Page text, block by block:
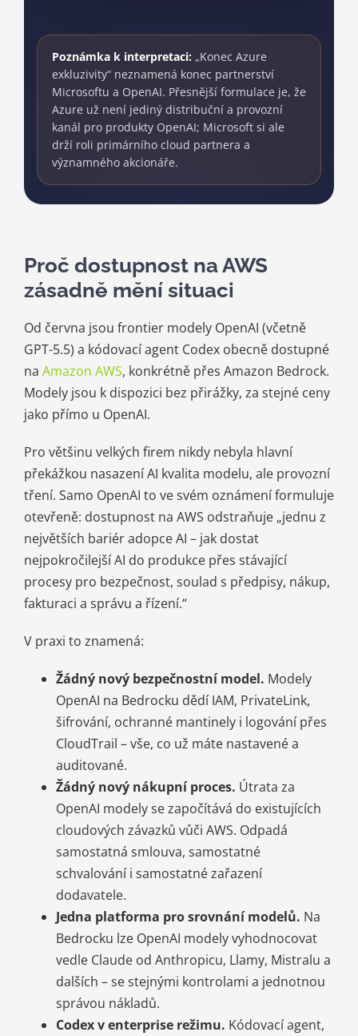
používat OpenAI schopnosti v
prostředí, kde už mají data,
bezpečnostní pravidla, governance a
procurement. Azure tím nepřestává
být důležitý, ale OpenAI už není
uzamčené jen v Microsoft
ekosystému.
Produkt Cloud Zlom
Poznámka k interpretaci: „Konec Azure
exkluzivity“ neznamená konec partnerství
Microsoftu a OpenAI. Přesnější formulace je, že
Azure už není jediný distribuční a provozní
kanál pro produkty OpenAI; Microsoft si ale
drží roli primárního cloud partnera a
významného akcionáře.
Proč dostupnost na AWS
zásadně mění situaci
Od června jsou frontier modely OpenAI (včetně
GPT-5.5) a kódovací agent Codex obecně dostupné
na Amazon AWS, konkrétně přes Amazon Bedrock.
Modely jsou k dispozici bez přirážky, za stejné ceny
jako přímo u OpenAI.
Pro většinu velkých firem nikdy nebyla hlavní
překážkou nasazení AI kvalita modelu, ale provozní
tření. Samo OpenAI to ve svém oznámení formuluje
otevřeně: dostupnost na AWS odstraňuje „jednu z
největších bariér adopce AI – jak dostat
nejpokročilejší AI do produkce přes stávající
procesy pro bezpečnost, soulad s předpisy, nákup,
fakturaci a správu a řízení.“
V praxi to znamená:
Žádný nový bezpečnostní model. Modely
OpenAI na Bedrocku dědí IAM, PrivateLink,
šifrování, ochranné mantinely i logování přes
CloudTrail – vše, co už máte nastavené a
auditované.
Žádný nový nákupní proces. Útrata za
OpenAI modely se započítává do existujících
cloudových závazků vůči AWS. Odpadá
samostatná smlouva, samostatné
schvalování i samostatné zařazení
dodavatele.
Jedna platforma pro srovnání modelů. Na
Bedrocku lze OpenAI modely vyhodnocovat
vedle Claude od Anthropicu, Llamy, Mistralu a
dalších – se stejnými kontrolami a jednotnou
správou nákladů.
Codex v enterprise režimu. Kódovací agent,